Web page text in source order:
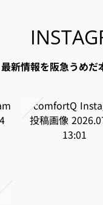
最新情報を阪急うめだ